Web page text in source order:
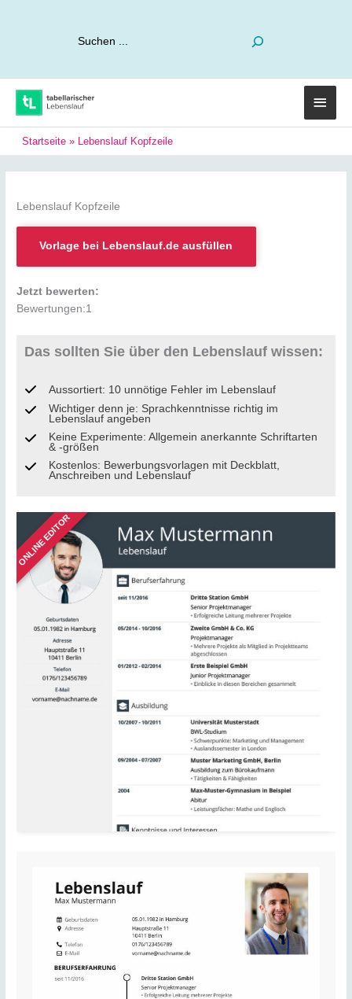
Startseite » Lebenslauf Kopfzeile
Lebenslauf Kopfzeile
Vorlage bei Lebenslauf.de ausfüllen
Jetzt bewerten:
Bewertungen:1
Das sollten Sie über den Lebenslauf wissen:
Aussortiert: 10 unnötige Fehler im Lebenslauf
Wichtiger denn je: Sprachkenntnisse richtig im
Lebenslauf angeben
Keine Experimente: Allgemein anerkannte Schriftarten
& -größen
Kostenlos: Bewerbungsvorlagen mit Deckblatt,
Anschreiben und Lebenslauf